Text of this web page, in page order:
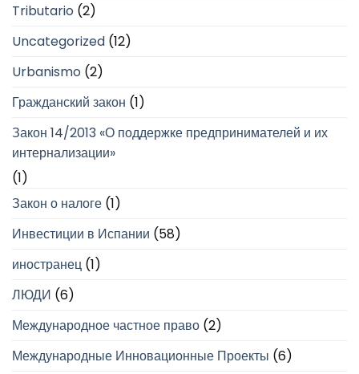
Tributario (2)
Uncategorized (12)
Urbanismo (2)
Гражданский закон (1)
Закон 14/2013 «О поддержке предпринимателей и их
интернализации»
(1)
Закон о налоге (1)
Инвестиции в Испании (58)
иностранец (1)
ЛЮДИ (6)
Международное частное право (2)
Международные Инновационные Проекты (6)